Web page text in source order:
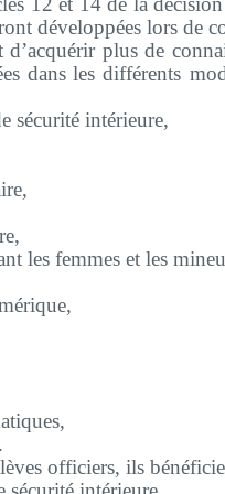
développées lors de
d’acquérir plus de
dans les différents
sécurité intérieure,
les femmes et les
officiers, ils